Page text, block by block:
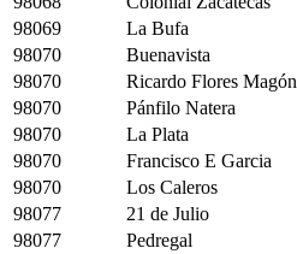
98069
La Bufa
98070
Buenavista
98070
Ricardo Flores Magón
98070
Pánfilo Natera
98070
La Plata
98070
Francisco E Garcia
98070
Los Caleros
98077
21 de Julio
98077
Pedregal